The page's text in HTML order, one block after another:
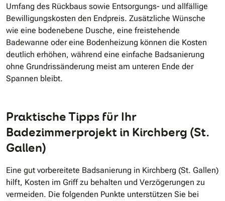
Umfang des Rückbaus sowie Entsorgungs- und allfällige
Bewilligungskosten den Endpreis. Zusätzliche Wünsche
wie eine bodenebene Dusche, eine freistehende
Badewanne oder eine Bodenheizung können die Kosten
deutlich erhöhen, während eine einfache Badsanierung
ohne Grundrissänderung meist am unteren Ende der
Spannen bleibt.
Praktische Tipps für Ihr
Badezimmerprojekt in Kirchberg (St.
Gallen)
Eine gut vorbereitete Badsanierung in Kirchberg (St. Gallen)
hilft, Kosten im Griff zu behalten und Verzögerungen zu
vermeiden. Die folgenden Punkte unterstützen Sie bei